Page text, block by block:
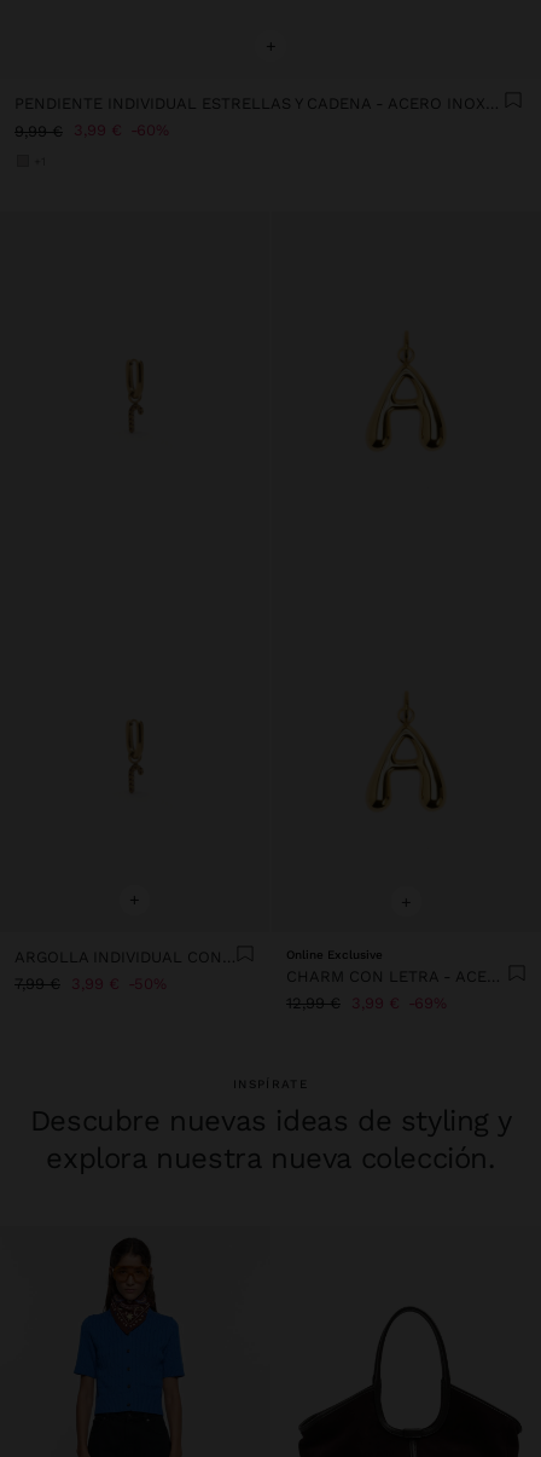
+
PENDIENTE INDIVIDUAL ESTRELLAS Y CADENA - ACERO INOXIDABLE
9,99 €
3,99 € 60%
+
ARGOLLA INDIVIDUAL CON BASTÓN DE NAVIDAD - ACERO INOXIDABLE
7,99 €
3,99 € 50%
+
Online Exclusive
CHARM CON LETRA - ACERO INOXIDABLE
12,99 €
3,99 € 69%
INSPÍRATE
Descubre nuevas ideas de styling y
explora nuestra nueva colección.